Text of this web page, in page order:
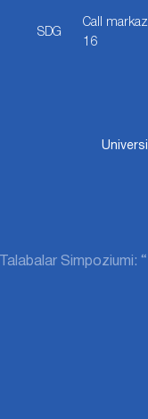
SDG
Call
16
Simpoziumi: